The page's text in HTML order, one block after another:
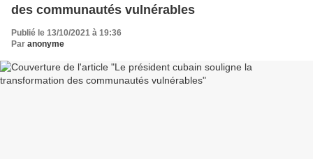
des communautés vulnérables
Publié le 13/10/2021 à 19:36
Par anonyme